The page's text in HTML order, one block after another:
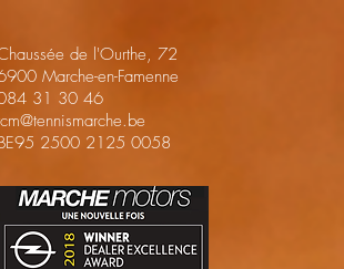
de l'Ourthe, 72
Marche-en-Famenne
31 30 46
2500 2125 0058